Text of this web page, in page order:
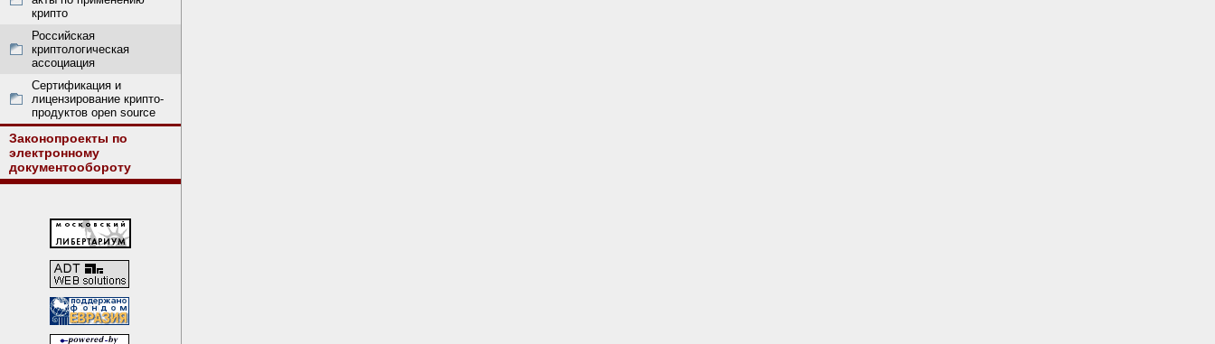
крипто
Российская
криптологическая
ассоциация
Сертификация и
лицензирование крипто-
продуктов open source
Законопроекты по
электронному
документообороту